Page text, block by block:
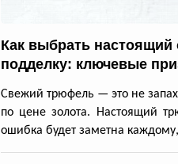
Как выбрать
подделку: ключевые
Свежий трюфель — это не
по цене золота. Настоящий
ошибка будет заметна каждому,